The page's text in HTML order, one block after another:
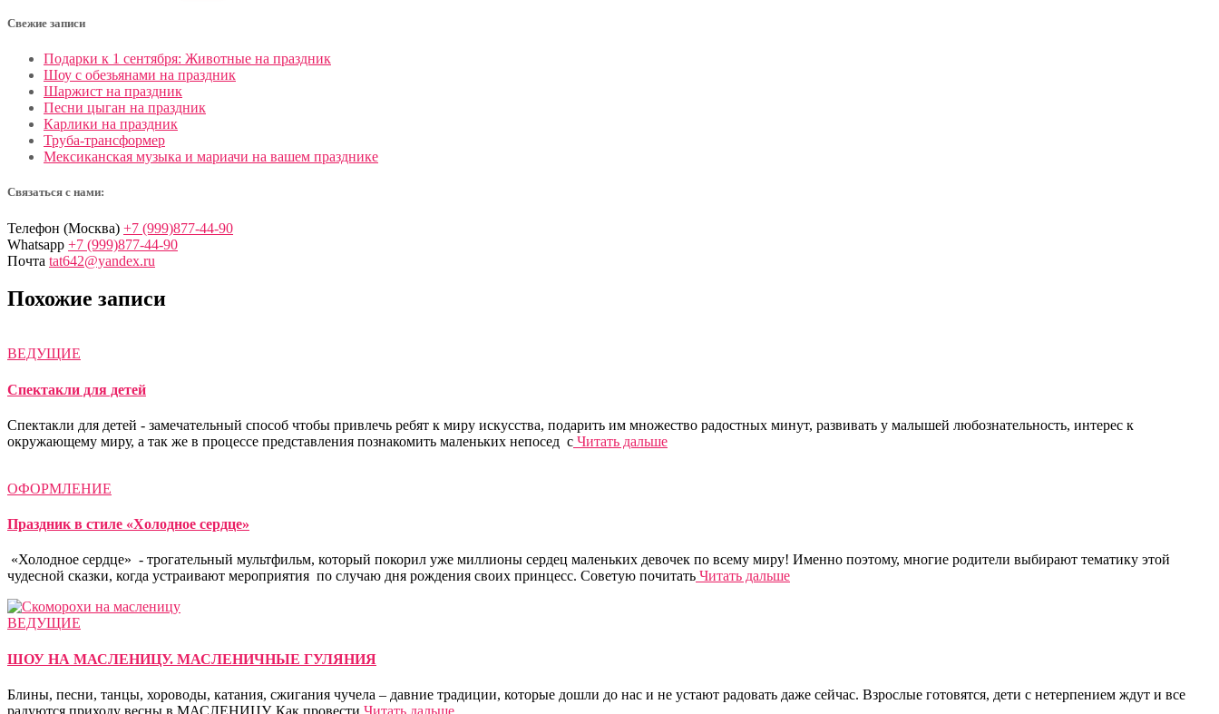
Свежие записи
Подарки к 1 сентября: Животные на праздник
Шоу с обезьянами на праздник
Шаржист на праздник
Песни цыган на праздник
Карлики на праздник
Труба-трансформер
Мексиканская музыка и мариачи на вашем празднике
Связаться с нами:
Телефон (Москва) +7 (999)877-44-90
Whatsapp +7 (999)877-44-90
Почта tat642@yandex.ru
Похожие записи
ВЕДУЩИЕ
Спектакли для детей
Спектакли для детей - замечательный способ чтобы привлечь ребят к миру искусства, подарить им множество радостных минут, развивать у малышей любознательность, интерес к
окружающему миру, а так же в процессе представления познакомить маленьких непосед с Читать дальше
ОФОРМЛЕНИЕ
Праздник в стиле «Холодное сердце»
«Холодное сердце» - трогательный мультфильм, который покорил уже миллионы сердец маленьких девочек по всему миру! Именно поэтому, многие родители выбирают тематику этой
чудесной сказки, когда устраивают мероприятия по случаю дня рождения своих принцесс. Советую почитать Читать дальше
ВЕДУЩИЕ
ШОУ НА МАСЛЕНИЦУ. МАСЛЕНИЧНЫЕ ГУЛЯНИЯ
Блины, песни, танцы, хороводы, катания, сжигания чучела – давние традиции, которые дошли до нас и не устают радовать даже сейчас. Взрослые готовятся, дети с нетерпением ждут и все
радуются приходу весны в МАСЛЕНИЦУ. Как провести Читать дальше